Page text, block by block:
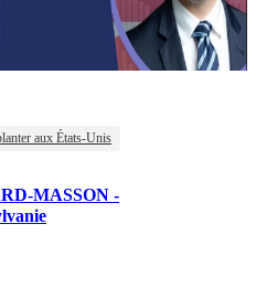
aux États-Unis
MASSON -